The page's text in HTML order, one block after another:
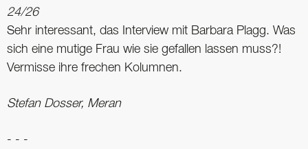
24/26
Sehr interessant, das Interview mit Barbara Plagg. Was
sich eine mutige Frau wie sie gefallen lassen muss?!
Vermisse ihre frechen Kolumnen.
Stefan Dosser, Meran
- - -